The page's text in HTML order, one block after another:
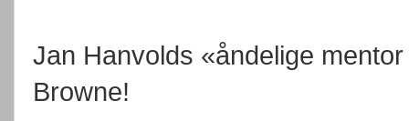
Jan Hanvolds «åndelige
Browne!